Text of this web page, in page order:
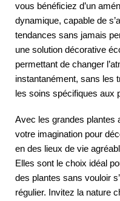
vous bénéficiez d’un
dynamique, capable de
tendances sans jamais
une solution décorative
permettant de changer
instantanément, sans les
les soins spécifiques aux
Avec les grandes plantes
votre imagination pour
en des lieux de vie
Elles sont le choix idéal
des plantes sans vouloir
régulier. Invitez la nature